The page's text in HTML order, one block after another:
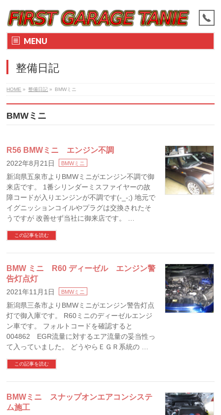
MENU
整備日記
HOME » 整備日記 » BMWミニ
BMWミニ
R56 BMWミニ エンジン不調
2022年8月21日 BMWミニ
新潟県五泉市よりBMWミニがエンジン不調で御
来店です。 1番シリンダーミスファイヤーの故
障コードが入りエンジンが不調です(-_-;) 地元で
イグニッションコイルやプラグは交換されたそ
うですが 改善せず当社に御来店です。 …
この記事を読む
BMW ミニ R60 ディーゼル エンジン警
告灯点灯
2021年11月1日 BMWミニ
新潟県三条市よりBMWミニがエンジン警告灯点
灯で御入庫です。 R60ミニのディーゼルエンジ
ン車です。 フォルトコードを確認すると
004862 EGR流量に対するエア流量の妥当性っ
て入っていました。 どうやらＥＧＲ系統の …
この記事を読む
BMWミニ スナップオンエアコンシステ
ム施工